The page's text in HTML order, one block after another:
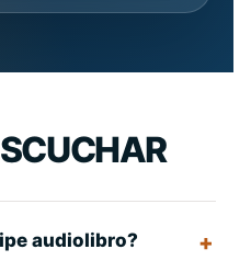
audiolibro?